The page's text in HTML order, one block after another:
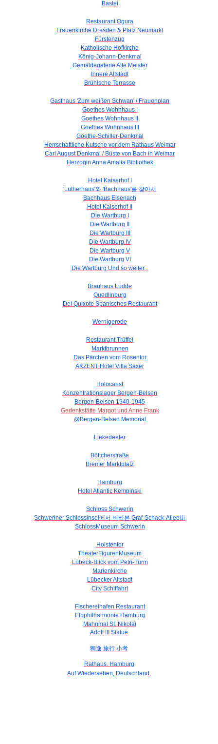
Bastei
Restaurant Ogura
Frauenkirche Dresden & Platz Neumarkt
Fürstenzug
Katholische Hofkirche
König-Johann-Denkmal
Gemäldegalerie Alte Meister
Innere Altstadt
Brühlsche Terrasse
Gasthaus 'Zum weißen Schwan' / Frauenplan
Goethes Wohnhaus I
Goethes Wohnhaus II
Goethes Wohnhaus III
Goethe-Schiller-Denkmal
Herrschaftliche Kutsche vor dem Rathaus Weimar
Carl August Denkmal / Büste von Bach in Weimar
Herzogin Anna Amalia Bibliothek
Hotel Kaiserhof I
'Lutherhaus'와 'Bachhaus'를 찾아서
Bachhaus Eisenach
Hotel Kaiserhof II
Die Wartburg I
Die Wartburg II
Die Wartburg III
Die Wartburg IV
Die Wartburg V
Die Wartburg VI
Die Wartburg Und so weiter...
Brauhaus Lüdde
Quedlinburg
Del Quixote Spanisches Restaurant
Wernigerode
Restaurant Trüffel
Marktbrunnen
Das Pärchen vom Rosentor
AKZENT Hotel Villa Saxer
Holocaust
Konzentrationslager Bergen-Belsen
Bergen-Belsen 1940-1945
Gedenkstätte Margot und Anne Frank
@Bergen-Belsen Memorial
Liekedeeler
Böttcherstraße
Bremer Marktplatz
Hamburg
Hotel Atlantic Kempinski
Schloss Schwerin
Schweriner Schlossinsel에서 바라본 Graf-Schack-Allee街
SchlossMuseum Schwerin
Holstentor
TheaterFigurenMuseum
Lübeck-Blick vom Petri-Turm
Marienkirche
Lübecker Altstadt
City Schiffahrt
Fischereihafen Restaurant
Elbphilharmonie Hamburg
Mahnmal St. Nikolai
Adolf III Statue
獨逸 旅行 小考
Rathaus. Hamburg
Auf Wiedersehen, Deutschland.